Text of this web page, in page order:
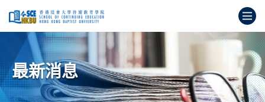
容
打
要
內
容
最新消息